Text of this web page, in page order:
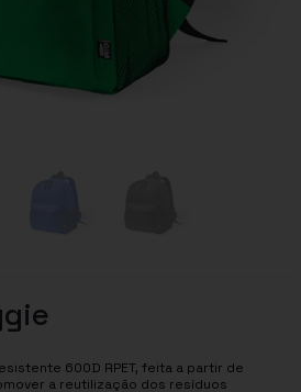
600D RPET, feita a partir de
a reutilização dos resíduos